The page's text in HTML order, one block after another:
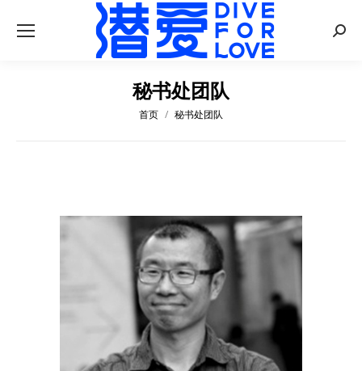
秘书处团队
您在这里：
首页 秘书处团队